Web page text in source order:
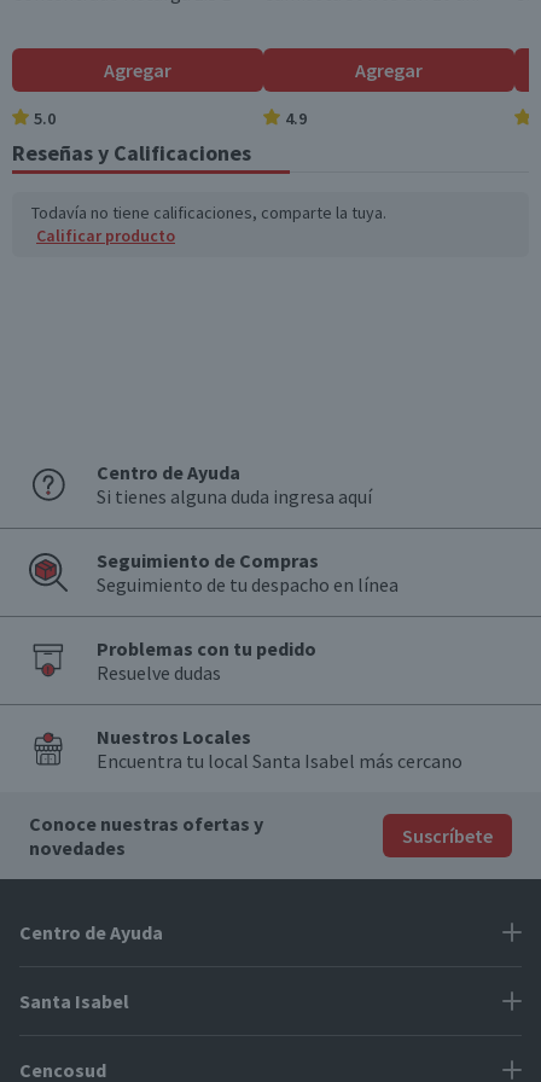
Agregar
5.0
Agregar
4.9
Reseñas y Calificaciones
Todavía no tiene calificaciones, comparte la tuya.
Calificar producto
Centro de Ayuda
Si tienes alguna duda ingresa aquí
Seguimiento de Compras
Seguimiento de tu despacho en línea
Problemas con tu pedido
Resuelve dudas
Nuestros Locales
Encuentra tu local Santa Isabel más cercano
Conoce nuestras ofertas y
novedades
Suscríbete
Centro de Ayuda
Problemas con tu pedido
Santa Isabel
Proveedores
Cencosud